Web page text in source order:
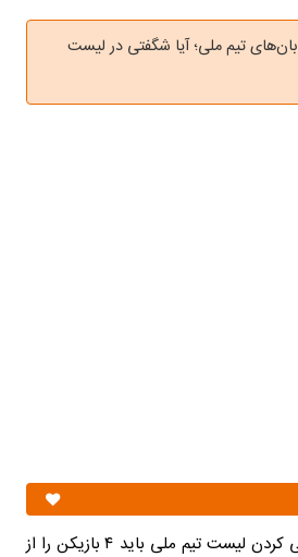
تیم ملی؛ آیا شگفتی در لیست
امیر قلعه‌نویی برای نهایی کردن لیست تیم ملی باید ۴ بازیکن را از